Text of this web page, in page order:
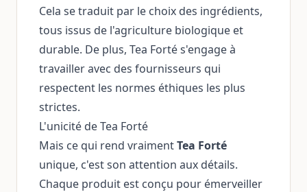
Cela se traduit par le choix des ingrédients,
tous issus de l'agriculture biologique et
durable. De plus, Tea Forté s'engage à
travailler avec des fournisseurs qui
respectent les normes éthiques les plus
strictes.
L'unicité de Tea Forté
Mais ce qui rend vraimentTea Forté
unique, c'est son attention aux détails.
Chaque produit est conçu pour émerveiller